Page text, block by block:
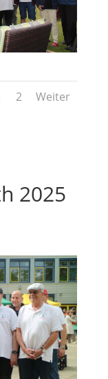
2 Weiter
2025